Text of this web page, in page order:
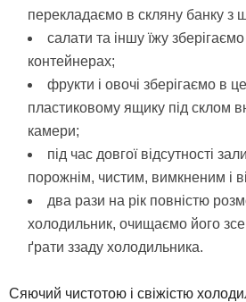
перекладаємо в скляну банку з
салати та іншу їжу
контейнерах;
фрукти і овочі зберігаємо в
пластиковому ящику під склом
камери;
під час довгої відсутності
порожнім, чистим, вимкненим і
два рази на рік повністю
холодильник, очищаємо його
ґрати ззаду холодильника.
Сяючий чистотою і свіжістю